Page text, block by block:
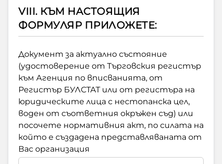
VIII. КЪМ НАСТОЯЩИЯ
ФОРМУЛЯР ПРИЛОЖЕТЕ:
Документ за актуално състояние
(удостоверение от Търговския регистър
към Агенция по вписванията, от
Регистър БУЛСТАТ или от регистъра на
юридическите лица с нестопанска цел,
воден от съответния окръжен съд) или
посочете нормативния акт, по силата на
който е създадена представляваната от
Вас организация